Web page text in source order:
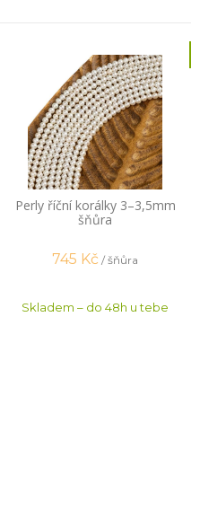
Perly říční korálky 3–3,5mm
šňůra
745 Kč / šňůra
Skladem – do 48h u tebe